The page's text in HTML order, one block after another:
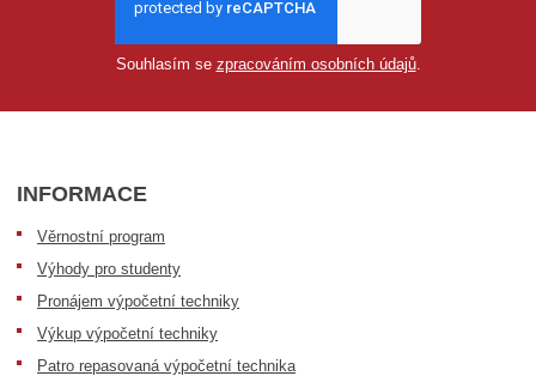
Souhlasím se zpracováním osobních údajů.
INFORMACE
Věrnostní program
Výhody pro studenty
Pronájem výpočetní techniky
Výkup výpočetní techniky
Patro repasovaná výpočetní technika